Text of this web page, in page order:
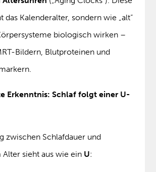
das Kalenderalter, sondern wie „alt“
biologisch wirken –
Bildern, Blutproteinen und
Erkenntnis: Schlaf folgt einer U-
zwischen Schlafdauer und
sieht aus wie ein U: